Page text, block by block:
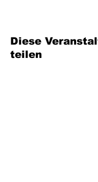
Diese
teilen